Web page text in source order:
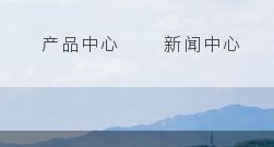
产品中心 新闻中心